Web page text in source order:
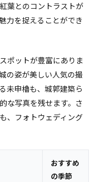
葉とのコントラストが
力を捉えることができ
ポットが豊富にありま
の姿が美しい人気の撮
未申櫓も、城郭建築ら
な写真を残せます。さ
、フォトウェディング
おすすめ
の季節